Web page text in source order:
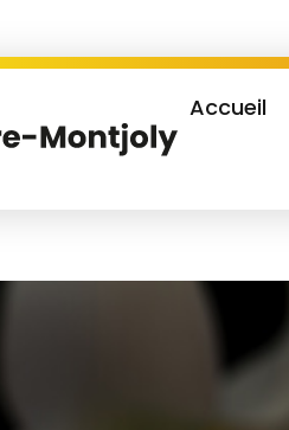
Accueil